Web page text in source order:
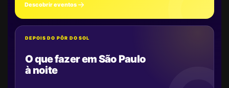
Descobrir eventos
DEPOIS DO PÔR DO SOL
O que fazer em São Paulo
à noite